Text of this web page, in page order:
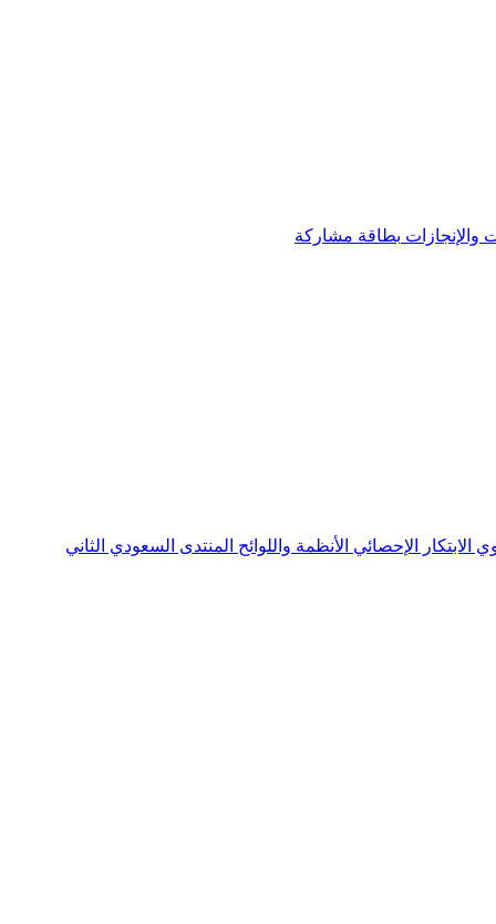
والإنجازات بطاقة مشاركة
الابتكار الإحصائي الأنظمة واللوائح المنتدى السعودي الثاني